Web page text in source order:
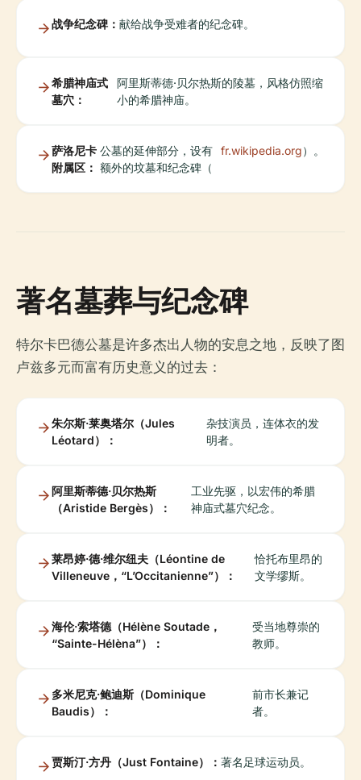
战争纪念碑： 献给战争受难者的纪念碑。
希腊神庙式
墓穴：
阿里斯蒂德·贝尔热斯的陵墓，风格仿照缩
小的希腊神庙。
萨洛尼卡
附属区：
公墓的延伸部分，设有
额外的坟墓和纪念碑（
fr.wikipedia.org）。
著名墓葬与纪念碑
特尔卡巴德公墓是许多杰出人物的安息之地，反映了图
卢兹多元而富有历史意义的过去：
朱尔斯·莱奥塔尔（Jules
Léotard）：
杂技演员，连体衣的发
明者。
阿里斯蒂德·贝尔热斯
（Aristide Bergès）：
工业先驱，以宏伟的希腊
神庙式墓穴纪念。
莱昂婷·德·维尔纽夫（Léontine de
Villeneuve，“L’Occitanienne”）：
恰托布里昂的
文学缪斯。
海伦·索塔德（Hélène Soutade，
“Sainte-Hélèna”）：
受当地尊崇的
教师。
多米尼克·鲍迪斯（Dominique
Baudis）：
前市长兼记
者。
贾斯汀·方丹（Just Fontaine）： 著名足球运动员。